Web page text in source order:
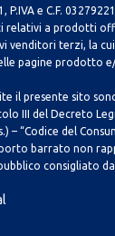
P.IVA e C.F.
relativi a prodotti
venditori terzi, la
pagine prodotto
il presente sito
III del Decreto
– “Codice del
barrato non
consigliato